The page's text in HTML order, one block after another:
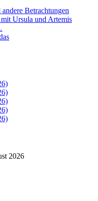
Betrachtungen
Ursula und Artemis
2026